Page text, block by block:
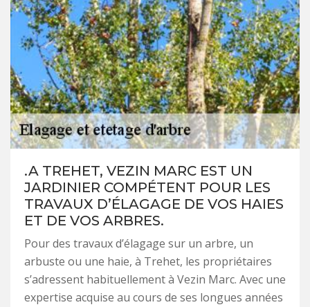
.A TREHET, VEZIN MARC EST UN
JARDINIER COMPÉTENT POUR LES
TRAVAUX D’ÉLAGAGE DE VOS HAIES
ET DE VOS ARBRES.
Pour des travaux d’élagage sur un arbre, un
arbuste ou une haie, à Trehet, les propriétaires
s’adressent habituellement à Vezin Marc. Avec une
expertise acquise au cours de ses longues années